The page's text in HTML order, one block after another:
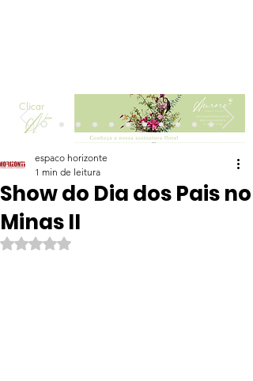
Clicar
Show do Dia dos Pais no
Minas II
espaco horizonte
1 min de leitura
Avaliado com NaN de 5 estrelas.